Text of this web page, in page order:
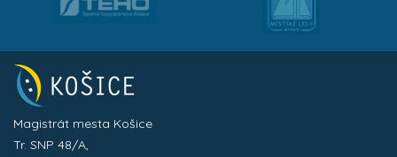
Magistrát mesta Košice
Tr. SNP 48/A,